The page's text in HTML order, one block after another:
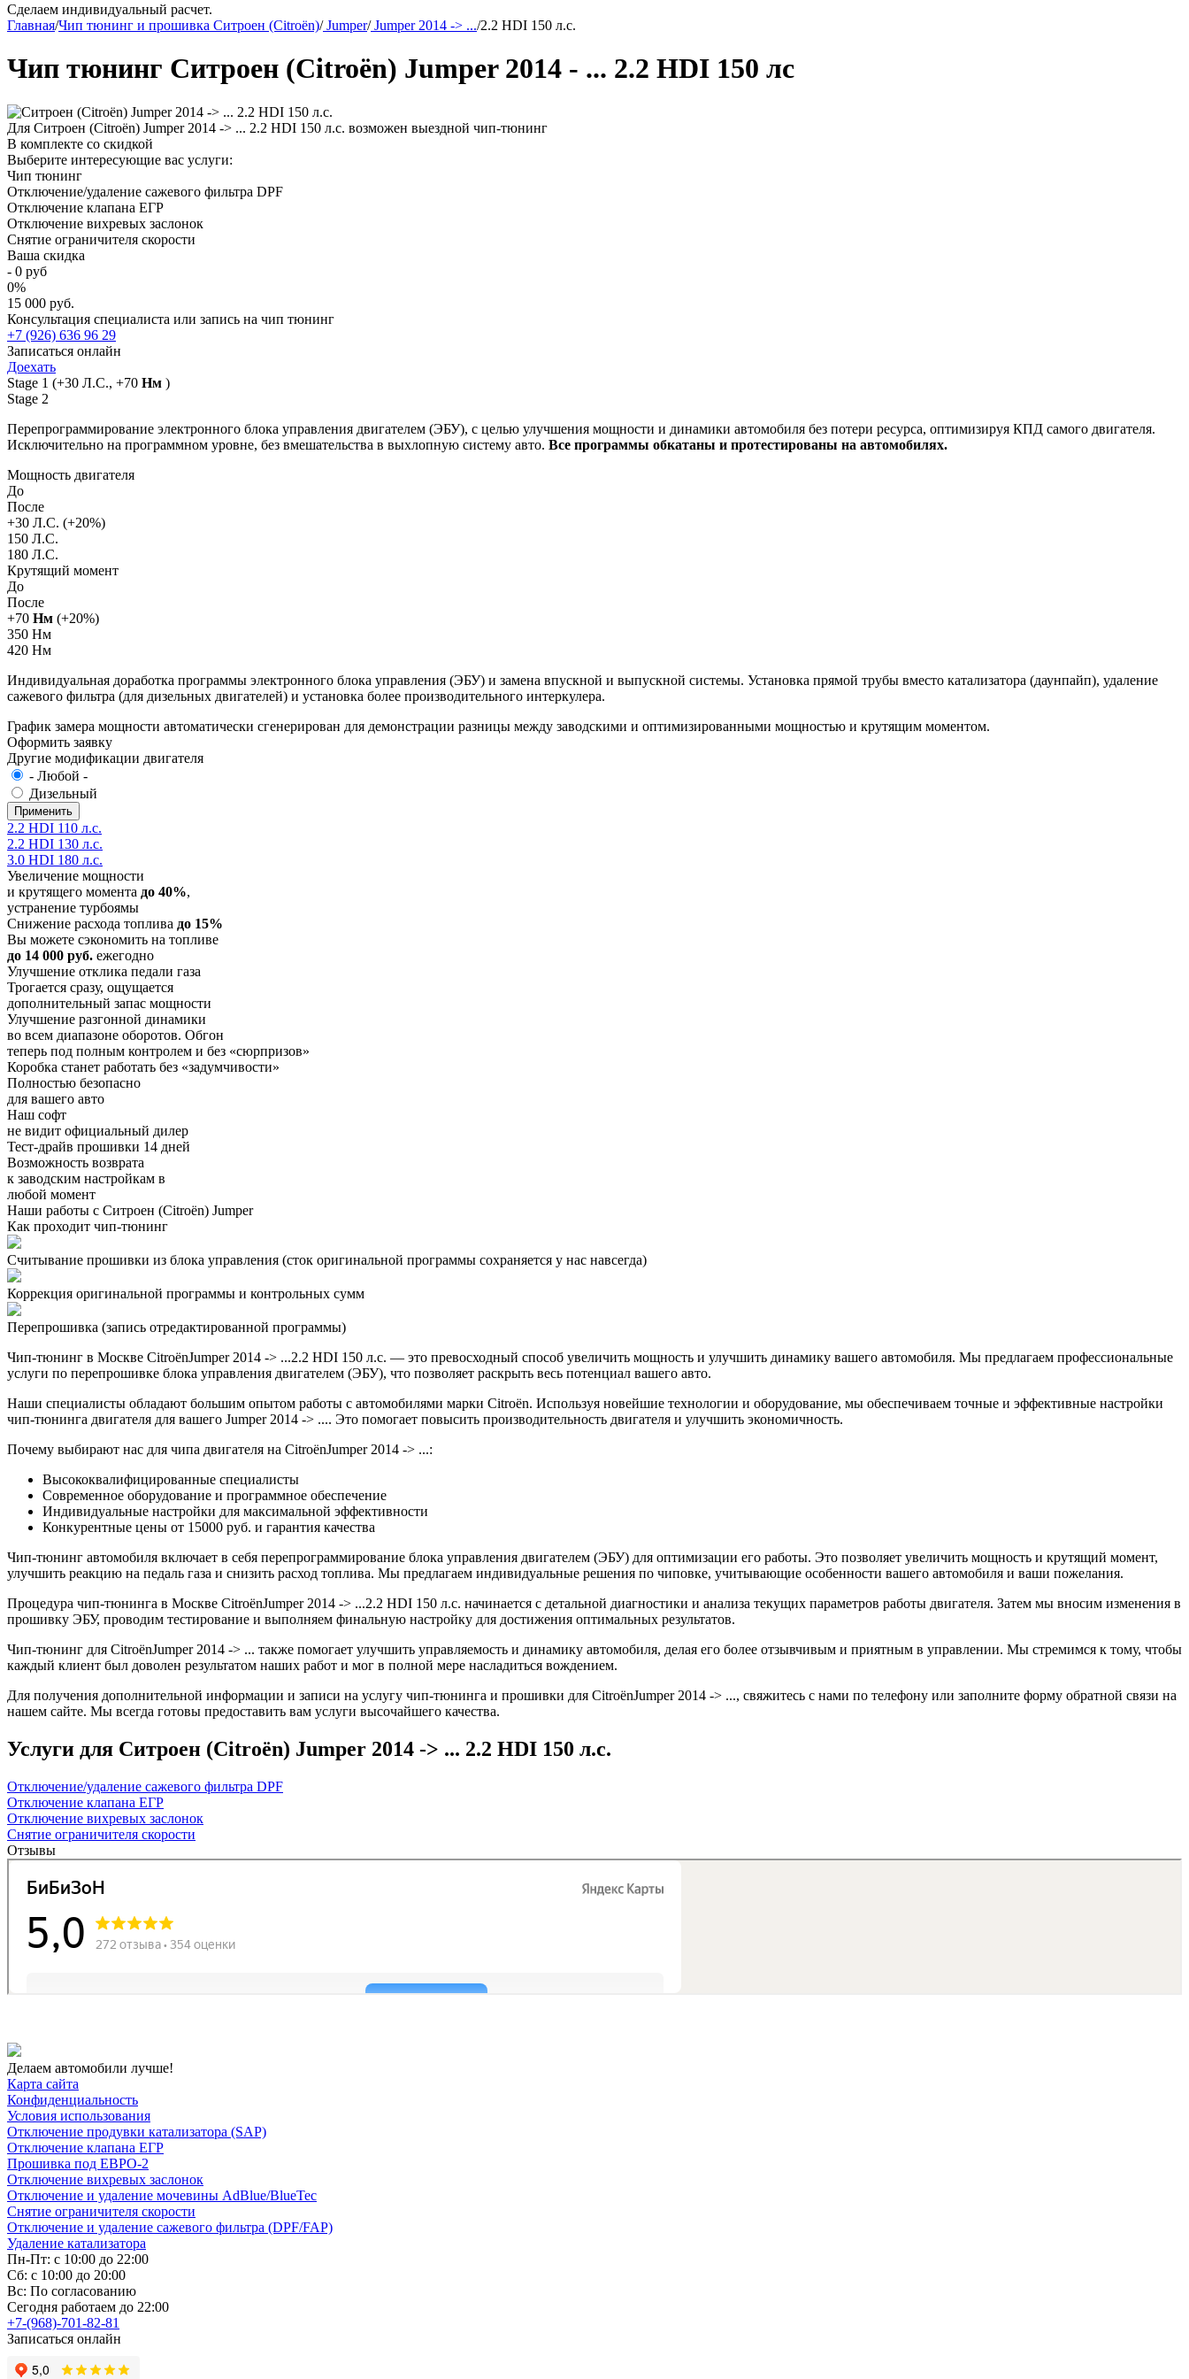
Сделаем индивидуальный расчет.
Главная/Чип тюнинг и прошивка Ситроен (Citroën)/Jumper/Jumper 2014 -> .../2.2 HDI 150 л.с.
Чип тюнинг Ситроен (Citroën) Jumper 2014 - ... 2.2 HDI 150 лс
Для Ситроен (Citroën) Jumper 2014 -> ... 2.2 HDI 150 л.с. возможен выездной чип-тюнинг
В комплекте со скидкой
Выберите интересующие вас услуги:
Чип тюнинг
Отключение/удаление сажевого фильтра DPF
Отключение клапана ЕГР
Отключение вихревых заслонок
Снятие ограничителя скорости
Ваша скидка
- 0 руб
0%
15 000 руб.
Консультация специалиста или запись на чип тюнинг
+7 (926) 636 96 29
Записаться онлайн
Доехать
Stage 1 (+30 Л.С., +70 Нм )
Stage 2
Перепрограммирование электронного блока управления двигателем (ЭБУ), с целью улучшения мощности и динамики автомобиля без потери ресурса, оптимизируя КПД самого двигателя.
Исключительно на программном уровне, без вмешательства в выхлопную систему авто. Все программы обкатаны и протестированы на автомобилях.
Мощность двигателя
До
После
+30 Л.С. (+20%)
150 Л.С.
180 Л.С.
Крутящий момент
До
После
+70 Нм (+20%)
350 Нм
420 Нм
Индивидуальная доработка программы электронного блока управления (ЭБУ) и замена впускной и выпускной системы. Установка прямой трубы вместо катализатора (даунпайп), удаление
сажевого фильтра (для дизельных двигателей) и установка более производительного интеркулера.
График замера мощности автоматически сгенерирован для демонстрации разницы между заводскими и оптимизированными мощностью и крутящим моментом.
Оформить заявку
Другие модификации двигателя
- Любой -
Дизельный
2.2 HDI 110 л.с.
2.2 HDI 130 л.с.
3.0 HDI 180 л.с.
Увеличение мощности
и крутящего момента до 40%,
устранение турбоямы
Снижение расхода топлива до 15%
Вы можете сэкономить на топливе
до 14 000 руб. ежегодно
Улучшение отклика педали газа
Трогается сразу, ощущается
дополнительный запас мощности
Улучшение разгонной динамики
во всем диапазоне оборотов. Обгон
теперь под полным контролем и без «сюрпризов»
Коробка станет работать без «задумчивости»
Полностью безопасно
для вашего авто
Наш софт
не видит официальный дилер
Тест-драйв прошивки 14 дней
Возможность возврата
к заводским настройкам в
любой момент
Наши работы с Ситроен (Citroën) Jumper
Как проходит чип-тюнинг
Считывание прошивки из блока управления (сток оригинальной программы сохраняется у нас навсегда)
Коррекция оригинальной программы и контрольных сумм
Перепрошивка (запись отредактированной программы)
Чип-тюнинг в Москве CitroënJumper 2014 -> ...2.2 HDI 150 л.с. — это превосходный способ увеличить мощность и улучшить динамику вашего автомобиля. Мы предлагаем профессиональные
услуги по перепрошивке блока управления двигателем (ЭБУ), что позволяет раскрыть весь потенциал вашего авто.
Наши специалисты обладают большим опытом работы с автомобилями марки Citroën. Используя новейшие технологии и оборудование, мы обеспечиваем точные и эффективные настройки
чип-тюнинга двигателя для вашего Jumper 2014 -> .... Это помогает повысить производительность двигателя и улучшить экономичность.
Почему выбирают нас для чипа двигателя на CitroënJumper 2014 -> ...:
Высококвалифицированные специалисты
Современное оборудование и программное обеспечение
Индивидуальные настройки для максимальной эффективности
Конкурентные цены от 15000 руб. и гарантия качества
Чип-тюнинг автомобиля включает в себя перепрограммирование блока управления двигателем (ЭБУ) для оптимизации его работы. Это позволяет увеличить мощность и крутящий момент,
улучшить реакцию на педаль газа и снизить расход топлива. Мы предлагаем индивидуальные решения по чиповке, учитывающие особенности вашего автомобиля и ваши пожелания.
Процедура чип-тюнинга в Москве CitroënJumper 2014 -> ...2.2 HDI 150 л.с. начинается с детальной диагностики и анализа текущих параметров работы двигателя. Затем мы вносим изменения в
прошивку ЭБУ, проводим тестирование и выполняем финальную настройку для достижения оптимальных результатов.
Чип-тюнинг для CitroënJumper 2014 -> ... также помогает улучшить управляемость и динамику автомобиля, делая его более отзывчивым и приятным в управлении. Мы стремимся к тому, чтобы
каждый клиент был доволен результатом наших работ и мог в полной мере насладиться вождением.
Для получения дополнительной информации и записи на услугу чип-тюнинга и прошивки для CitroënJumper 2014 -> ..., свяжитесь с нами по телефону или заполните форму обратной связи на
нашем сайте. Мы всегда готовы предоставить вам услуги высочайшего качества.
Услуги для Ситроен (Citroën) Jumper 2014 -> ... 2.2 HDI 150 л.с.
Отключение/удаление сажевого фильтра DPF
Отключение клапана ЕГР
Отключение вихревых заслонок
Снятие ограничителя скорости
Отзывы
Делаем автомобили лучше!
Карта сайта
Конфиденциальность
Условия использования
Отключение продувки катализатора (SAP)
Отключение клапана ЕГР
Прошивка под ЕВРО-2
Отключение вихревых заслонок
Отключение и удаление мочевины AdBlue/BlueTec
Снятие ограничителя скорости
Отключение и удаление сажевого фильтра (DPF/FAP)
Удаление катализатора
Пн-Пт: с 10:00 до 22:00
Сб: с 10:00 до 20:00
Вс: По согласованию
Сегодня работаем до 22:00
+7-(968)-701-82-81
Записаться онлайн